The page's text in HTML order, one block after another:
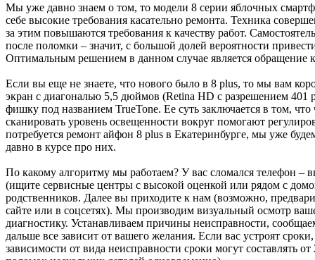
Мы уже давно знаем о том, то модели 8 серии яблочных
себе высокие требования касательно ремонта. Техника
за этим повышаются требования к качеству работ.
после поломки – значит, с большой долей вероятности
Оптимальным решением в данном случае является обращение
Если вы еще не знаете, что нового было в 8 plus, то мы вам
экран с диагональю 5,5 дюймов (Retina HD с разрешением 401
фишку под названием TrueTone. Ее суть заключается в том,
сканировать уровень освещенности вокруг помогают
потребуется ремонт айфон 8 plus в Екатеринбурге, мы уже
давно в курсе про них.
По какому алгоритму мы работаем? У вас сломался телефон –
(ищите сервисные центры с высокой оценкой или рядом с
родственников. Далее вы приходите к нам (возможно,
сайте или в соцсетях). Мы производим визуальный осмотр
диагностику. Устанавливаем причины неисправности,
дальше все зависит от вашего желания. Если вас устроят
зависимости от вида неисправности сроки могут составлять